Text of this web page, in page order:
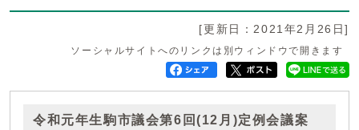
[更新日：2021年2月26日]
ソーシャルサイトへのリンクは別ウィンドウで開きます
令和元年生駒市議会第6回(12月)定例会議案